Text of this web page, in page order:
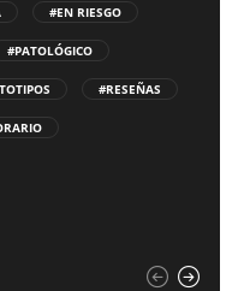
#EN RIESGO
#PATOLÓGICO
#RESEÑAS